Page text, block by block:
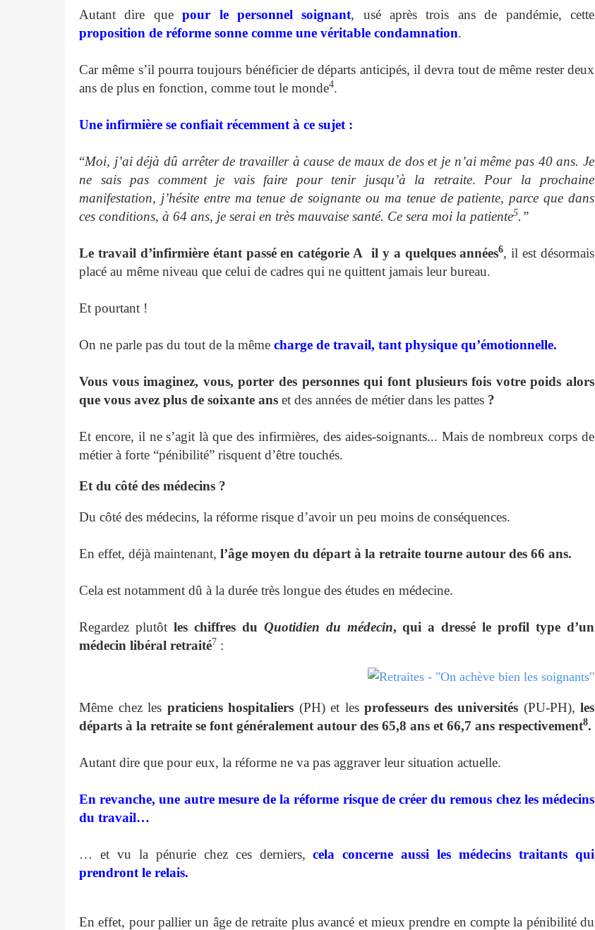
Autant dire quepour le personnel soignant, usé après trois ans de pandémie, cette
proposition de réforme sonne comme une véritable condamnation.
Car même s’il pourra toujours bénéficier de départs anticipés, il devra tout de même rester deux
ans de plus en fonction, comme tout le monde4.
Une infirmière se confiait récemment à ce sujet :
“Moi, j’ai déjà dû arrêter de travailler à cause de maux de dos et je n’ai même pas 40 ans. Je
ne sais pas comment je vais faire pour tenir jusqu’à la retraite. Pour la prochaine
manifestation, j’hésite entre ma tenue de soignante ou ma tenue de patiente, parce que dans
ces conditions, à 64 ans, je serai en très mauvaise santé. Ce sera moi la patiente5.”
Le travail d’infirmière étant passé en catégorie A il y a quelques années6, il est désormais
placé au même niveau que celui de cadres qui ne quittent jamais leur bureau.
Et pourtant !
On ne parle pas du tout de la même charge de travail, tant physique qu’émotionnelle.
Vous vous imaginez, vous, porter des personnes qui font plusieurs fois votre poids alors
que vous avez plus de soixante ans et des années de métier dans les pattes ?
Et encore, il ne s’agit là que des infirmières, des aides-soignants... Mais de nombreux corps de
métier à forte “pénibilité” risquent d’être touchés.
Et du côté des médecins ?
Du côté des médecins, la réforme risque d’avoir un peu moins de conséquences.
En effet, déjà maintenant, l’âge moyen du départ à la retraite tourne autour des 66 ans.
Cela est notamment dû à la durée très longue des études en médecine.
Regardez plutôt les chiffres du Quotidien du médecin, qui a dressé le profil type d’un
médecin libéral retraité7 :
Même chez les praticiens hospitaliers (PH) et les professeurs des universités (PU-PH), les
départs à la retraite se font généralement autour des 65,8 ans et 66,7 ans respectivement8.
Autant dire que pour eux, la réforme ne va pas aggraver leur situation actuelle.
En revanche, une autre mesure de la réforme risque de créer du remous chez les médecins
du travail…
… et vu la pénurie chez ces derniers,cela concerne aussi les médecins traitants qui
prendront le relais.
En effet, pour pallier un âge de retraite plus avancé et mieux prendre en compte la pénibilité du